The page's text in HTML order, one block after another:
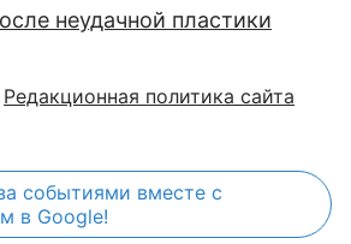
неудачной пластики
Редакционная политика сайта
событиями вместе с
в Google!